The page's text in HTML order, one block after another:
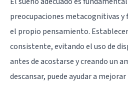
preocupaciones metacognitivas
el propio pensamiento.
consistente, evitando el uso de
antes de acostarse y creando un
descansar, puede ayudar a